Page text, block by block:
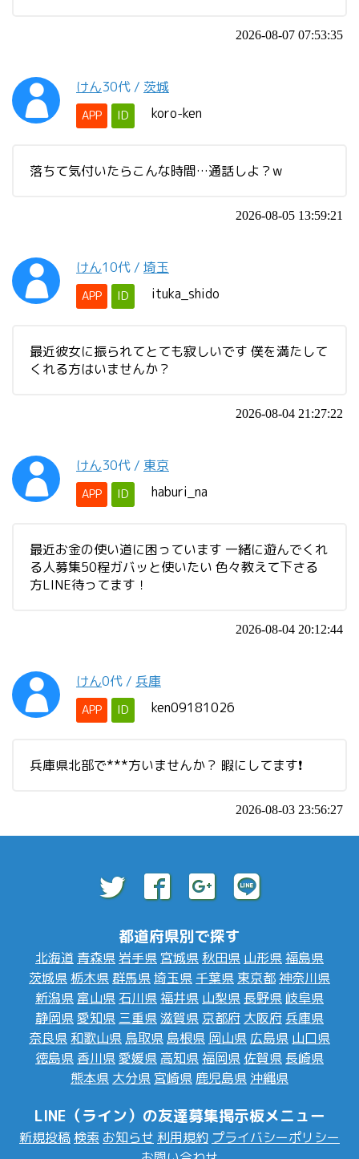
2026-08-07 07:53:35
けん30代 / 茨城
APP ID koro-ken
落ちて気付いたらこんな時間…通話しよ？w
2026-08-05 13:59:21
けん10代 / 埼玉
APP ID ituka_shido
最近彼女に振られてとても寂しいです 僕を満たして
くれる方はいませんか？
2026-08-04 21:27:22
けん30代 / 東京
APP ID haburi_na
最近お金の使い道に困っています 一緒に遊んでくれ
る人募集50程ガバッと使いたい 色々教えて下さる
方LINE待ってます！
2026-08-04 20:12:44
けん0代 / 兵庫
APP ID ken09181026
兵庫県北部で***方いませんか？ 暇にしてます❗
2026-08-03 23:56:27
都道府県別で探す
北海道 青森県 岩手県 宮城県 秋田県 山形県福島県
茨城県 栃木県群馬県埼玉県 千葉県 東京都神奈川県
新潟県 富山県 石川県福井県 山梨県 長野県 岐阜県
静岡県愛知県 三重県滋賀県 京都府 大阪府 兵庫県
奈良県 和歌山県 鳥取県 島根県 岡山県 広島県 山口県
徳島県 香川県愛媛県 高知県福岡県 佐賀県 長崎県
熊本県 大分県 宮崎県 鹿児島県 沖縄県
LINE（ライン）の友達募集掲示板メニュー
新規投稿 検索 お知らせ 利用規約 プライバシーポリシー